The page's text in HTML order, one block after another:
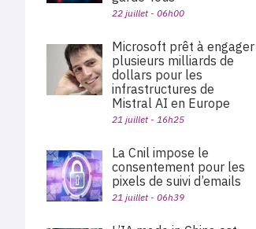
22 juillet - 06h00
Microsoft prêt à engager
plusieurs milliards de
dollars pour les
infrastructures de
Mistral AI en Europe
21 juillet - 16h25
La Cnil impose le
consentement pour les
pixels de suivi d’emails
21 juillet - 06h39